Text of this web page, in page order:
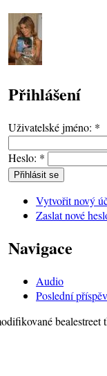
Přihlášení
Uživatelské jméno: *
Heslo: *
Vytvořit nový
Zaslat nové
Navigace
Audio
Poslední
bealestreet